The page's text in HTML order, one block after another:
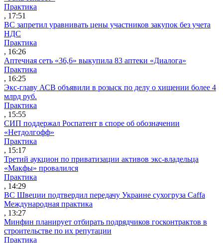
Практика
, 17:51
ВС запретил уравнивать цены участников закупок без учета
НДС
Практика
, 16:26
Аптечная сеть «36,6» выкупила 83 аптеки «Диалога»
Практика
, 16:25
Экс-главу АСВ объявили в розыск по делу о хищении более 4
млрд руб.
Практика
, 15:55
СИП поддержал Роспатент в споре об обозначении
«Нетдолгофф»
Практика
, 15:17
Третий аукцион по приватизации активов экс-владельца
«Макфы» провалился
Практика
, 14:29
ВС Швеции подтвердил передачу Украине сухогруза Caffa
Международная практика
, 13:27
Минфин планирует отбирать подрядчиков госконтрактов в
строительстве по их репутации
Практика